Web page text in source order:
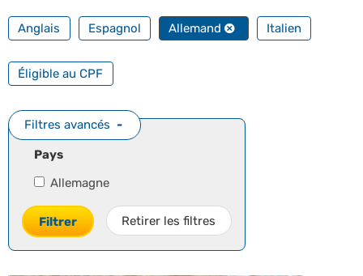
Anglais Espagnol Allemand Italien
Éligible au CPF
Filtres avancés
Pays
Allemagne
Filtrer Retirer les filtres